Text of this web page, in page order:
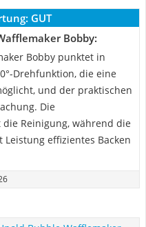
GUT
Bobby:
Bobby punktet in
Drehfunktion, die eine
und der praktischen
Die
Reinigung, während die
Leistung effizientes Backen